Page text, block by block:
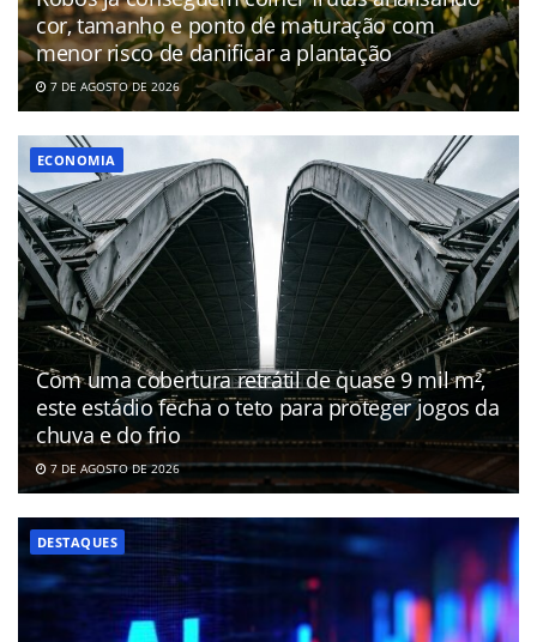
cor, tamanho e ponto de maturação com
menor risco de danificar a plantação
7 DE AGOSTO DE 2026
ECONOMIA
Com uma cobertura retrátil de quase 9 mil m²,
este estádio fecha o teto para proteger jogos da
chuva e do frio
7 DE AGOSTO DE 2026
DESTAQUES